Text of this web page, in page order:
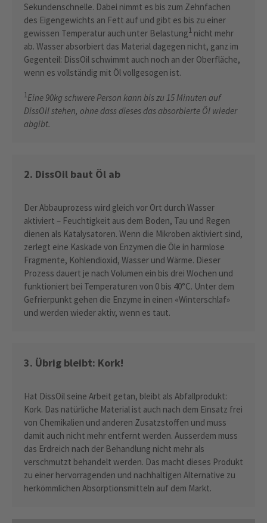
Sekundenschnelle. Dabei nimmt es bis zum Zehnfachen
des Eigengewichts an Fett auf und gibt es bis zu einer
gewissen Temperatur auch unter Belastung1 nicht mehr
ab. Wasser absorbiert das Material dagegen nicht, ganz im
Gegenteil: DissOil schwimmt auch noch an der Oberfläche,
wenn es vollständig mit Öl vollgesogen ist.
1Eine 90kg schwere Person kann bis zu 15 Minuten auf
DissOil stehen, ohne dass dieses das absorbierte Öl wieder
abgibt.
2. DissOil baut Öl ab
Der Abbauprozess wird gleich vor Ort durch Wasser
aktiviert – Feuchtigkeit aus dem Boden, Tau und Regen
dienen als Katalysatoren. Wenn die Mikroben aktiviert sind,
zerlegt eine Kaskade von Enzymen die Öle in harmlose
Fragmente, Kohlendioxid, Wasser und Wärme. Dieser
Prozess dauert je nach Volumen ein bis drei Wochen und
funktioniert bei Temperaturen von 0 bis 40°C. Unter dem
Gefrierpunkt gehen die Enzyme in einen «Winterschlaf»
und werden wieder aktiv, wenn es taut.
3. Übrig bleibt: Kork!
Hat DissOil seine Arbeit getan, bleibt als Abfallprodukt:
Kork. Das natürliche Material ist auch nach dem Einsatz frei
von Chemikalien und anderen Zusatzstoffen und muss
damit auch nicht mehr entfernt werden. Ausserdem muss
das Erdreich nach der Behandlung nicht mehr als
verschmutzt behandelt werden. Das macht dieses Produkt
zu einer hervorragenden und nachhaltigen Alternative zu
herkömmlichen Absorptionsmitteln auf dem Markt.